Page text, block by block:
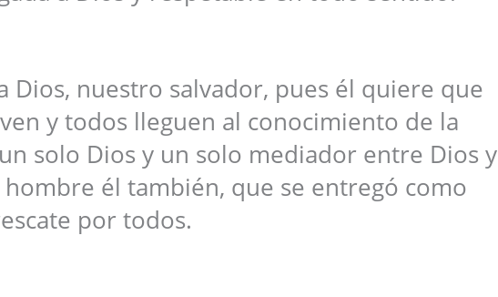
Dios, nuestro salvador, pues él quiere que
y todos lleguen al conocimiento de la
solo Dios y un solo mediador entre Dios y
hombre él también, que se entregó como
por todos.